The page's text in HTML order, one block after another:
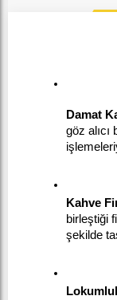
Damat
göz alıcı
Kahve
birleştiği
şekilde